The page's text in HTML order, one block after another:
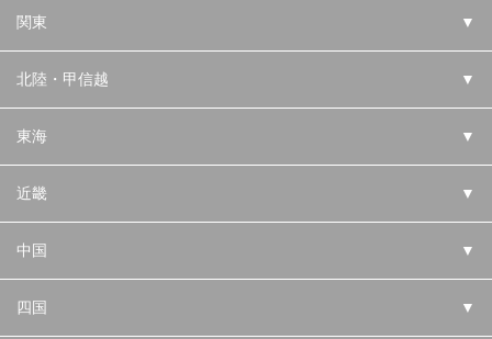
関東 ▼
北陸・甲信越 ▼
東海 ▼
近畿 ▼
中国 ▼
四国 ▼